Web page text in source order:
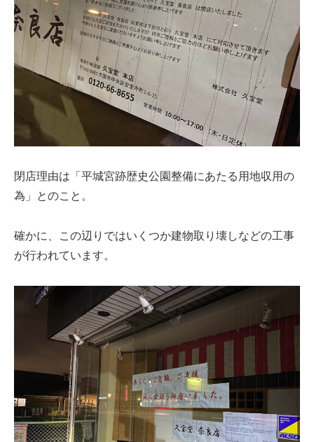
閉店理由は「平城宮跡歴史公園整備にあたる用地収用の
為」とのこと。
確かに、この辺りではいくつか建物取り壊しなどの工事
が行われています。